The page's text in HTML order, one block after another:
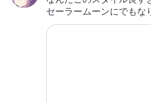
セーラームーンにでもな